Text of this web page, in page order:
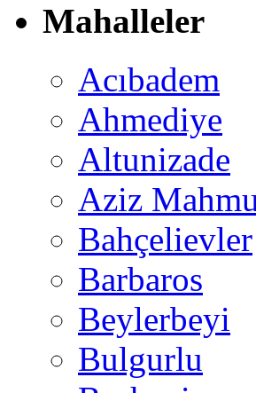
Mahalleler
Acıbadem
Ahmediye
Altunizade
Aziz
Bahçelievler
Barbaros
Beylerbeyi
Bulgurlu